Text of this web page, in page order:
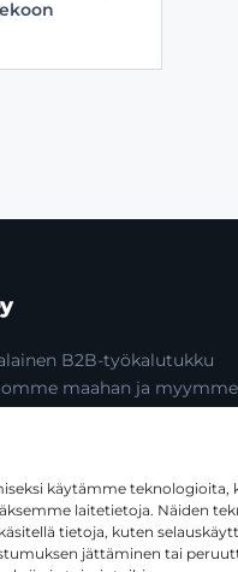
käytämme teknologioita,
laitetietoja. Näiden
tietoja, kuten
jättäminen tai
B2B-työkalutukku
maahan ja myymme